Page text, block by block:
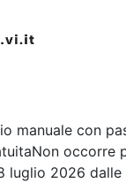
manuale con
occorre
2026